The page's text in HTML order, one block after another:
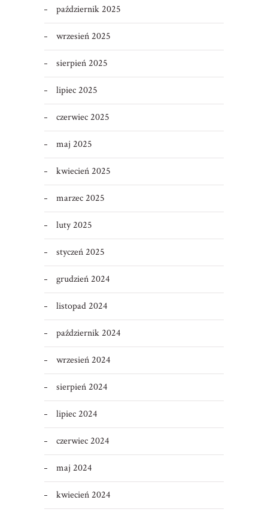
październik 2025
wrzesień 2025
sierpień 2025
lipiec 2025
czerwiec 2025
maj 2025
kwiecień 2025
marzec 2025
luty 2025
styczeń 2025
grudzień 2024
listopad 2024
październik 2024
wrzesień 2024
sierpień 2024
lipiec 2024
czerwiec 2024
maj 2024
kwiecień 2024